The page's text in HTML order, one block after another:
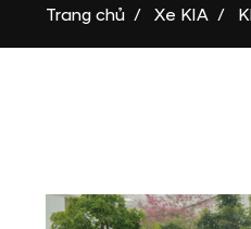
Trang chủ Xe KIA